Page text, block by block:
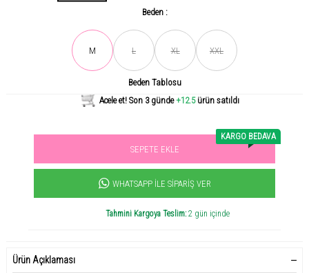
Beden :
M L XL XXL
Beden Tablosu
Son gün içerisinde 581 kişi tarafından incelendi!
Acele et! Son 3 günde+12.5 ürün satıldı
Sevilen ürün! 11.3B kişi favoriledi!
SEPETE EKLE
KARGO BEDAVA
WHATSAPP İLE SIPARIŞ VER
Tahmini Kargoya Teslim:2 gün içinde
Ürün Açıklaması